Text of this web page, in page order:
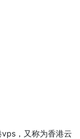
，又称为香港云